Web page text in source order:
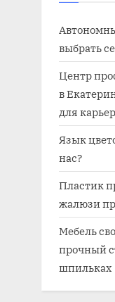
выбрать
Центр
в
для
Язык
нас?
Пластик
жалюзи
Мебель
прочный
шпильках